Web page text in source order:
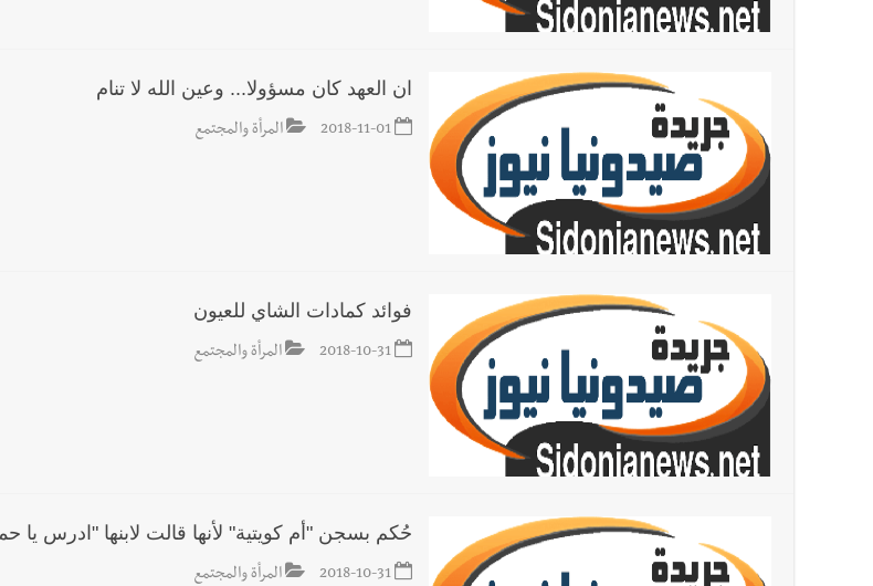
مسيّرة أسرائيلية القت قنبلة صوتية باتجاه جرافة للجيش اللبناني خلال عملها في المنصوري
العالم العربي
تستمر هذه المعاناة التي تمزق القلوب والضمائر؟
ان العهد كان مسؤولا... وعين الله لا تنام
2018-11-01 المرأة والمجتمع
فوائد كمادات الشاي للعيون
2018-10-31 المرأة والمجتمع
حُكم بسجن "أم كويتية" لأنها قالت لابنها "ادرس يا
2018-10-31 المرأة والمجتمع